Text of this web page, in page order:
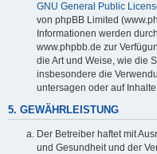
GNU General Public
von phpBB Limited
Informationen werden
www.phpbb.de zur
die Art und Weise, wie die
insbesondere die
untersagen oder auf
5. GEWÄHRLEISTUNG
Der Betreiber haftet mit
und Gesundheit und der